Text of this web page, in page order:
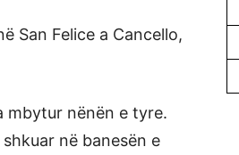
San Felice a Cancello,
mbytur nënën e tyre.
në banesën e